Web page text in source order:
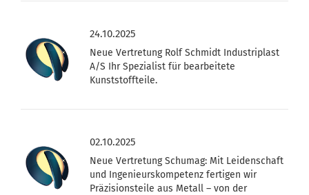
24.10.2025
Neue Vertretung Rolf Schmidt Industriplast
A/S Ihr Spezialist für bearbeitete
Kunststoffteile.
02.10.2025
Neue Vertretung Schumag: Mit Leidenschaft
und Ingenieurskompetenz fertigen wir
Präzisionsteile aus Metall – von der